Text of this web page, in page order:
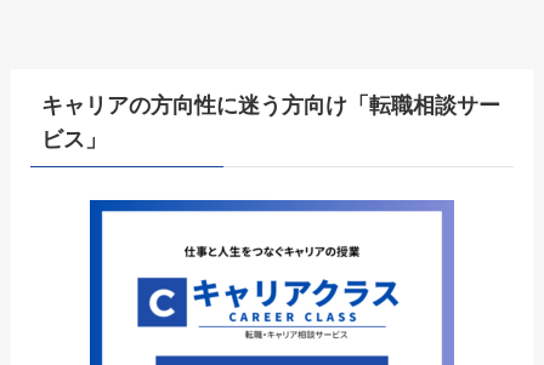
キャリアの方向性に迷う方向け「転職相談サー
ビス」